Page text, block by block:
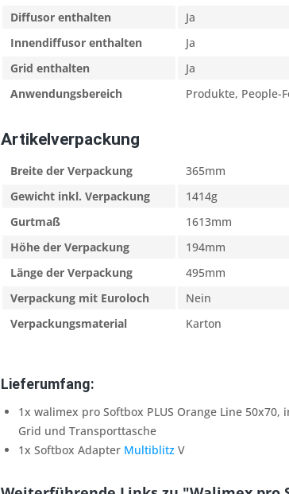
Diffusor enthalten
Ja
Innendiffusor enthalten
Ja
Grid enthalten
Ja
Anwendungsbereich
Produkte, People-
Artikelverpackung
Breite der Verpackung
365mm
Gewicht inkl. Verpackung
1414g
Gurtmaß
1613mm
Höhe der Verpackung
194mm
Länge der Verpackung
495mm
Verpackung mit Euroloch
Nein
Verpackungsmaterial
Karton
Lieferumfang:
1x walimex pro Softbox PLUS Orange Line
Grid und Transporttasche
1x Softbox Adapter Multiblitz V